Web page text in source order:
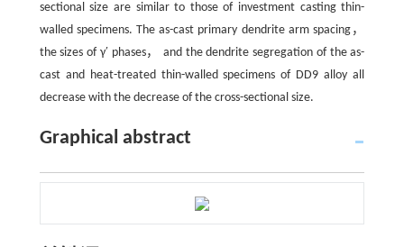
sectional size are similar to those of investment casting thin-
walled specimens. The as-cast primary dendrite arm spacing，
the sizes of γ′ phases， and the dendrite segregation of the as-
cast and heat-treated thin-walled specimens of DD9 alloy all
decrease with the decrease of the cross-sectional size.
Graphical abstract